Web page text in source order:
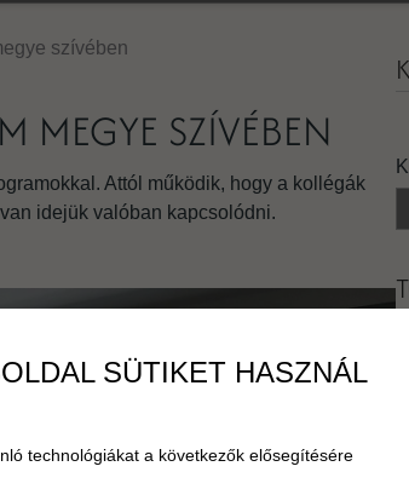
szívében
MEGYE SZÍVÉBEN
Attól működik, hogy a kollégák
idejük valóban kapcsolódni.
SÜTIKET HASZNÁL
technológiákat a következők elősegítésére